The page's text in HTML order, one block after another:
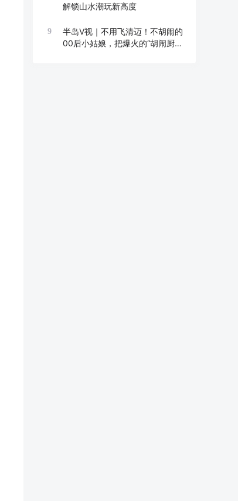
解锁山水潮玩新高度
9
半岛V视｜不用飞清迈！不胡闹的
00后小姑娘，把爆火的“胡闹厨